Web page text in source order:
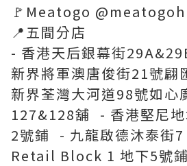
🚩Meatogo
📍五間分店
- 香港天后銀幕街
新界將軍澳唐俊街21號
新界荃灣大河道98號如心
127&128舖 - 香港堅尼
2號鋪 - 九龍啟德沐泰街
Retail Block 1 地下5號鋪